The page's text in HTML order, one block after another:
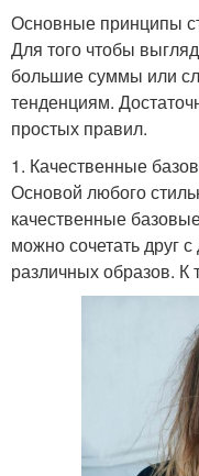
Основные принципы
Для того чтобы
большие суммы или
тенденциям.
простых правил.
1. Качественные
Основой любого
качественные
можно сочетать друг
различных образов. К